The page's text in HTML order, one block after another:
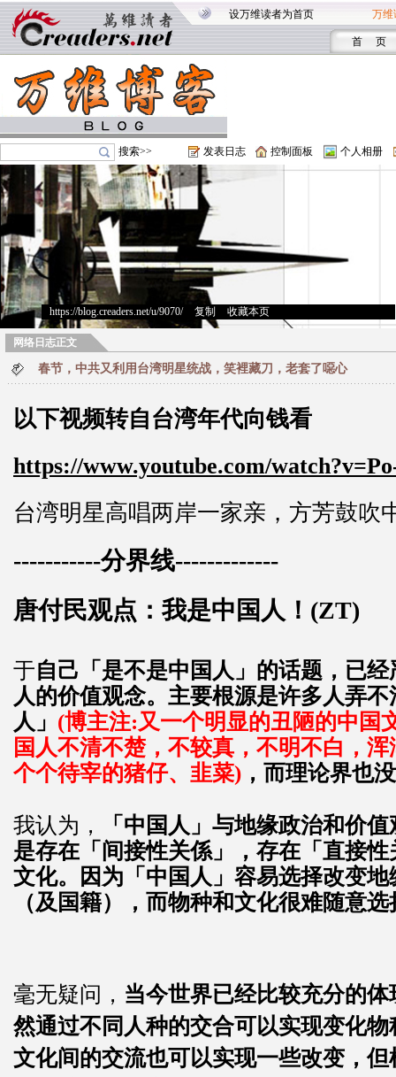
设万维读者为首页 万维
首 页
搜索>> 发表日志 控制面板 个人相册
https://blog.creaders.net/u/9070/> 复制 收藏本页
网络日志正文
春节，中共又利用台湾明星统战，笑裡藏刀，老套了噁心
以下视频转自台湾年代向钱看
https://www.youtube.com/
台湾明星高唱两岸一家亲，方芳鼓吹
-----------分界线-------------
唐付民观点：我是中国人！(ZT)
于自己「是不是中国人」的话题，已
人的价值观念。主要根源是许多人弄
人」 (博主注:又一个明显的丑陋的中国
国人不清不楚，不较真，不明不白，
个个待宰的猪仔、韭菜) ，而理论界也
我认为，
「中国人」与地缘政治和价
是存在「间接性关係」，存在「直接
文化。因为「中国人」容易选择改变
（及国籍），而物种和文化很难随意
毫无疑问， 当今世界已经比较充分的
然通过不同人种的交合可以实现变化
文化间的交流也可以实现一些改变，